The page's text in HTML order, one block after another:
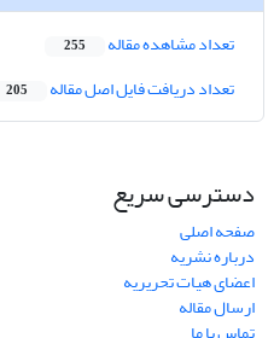
تعداد مشاهده مقاله 255
تعداد دریافت فایل اصل مقاله 205
دسترسی سریع
صفحه اصلی
درباره نشریه
اعضای هیات تحریریه
ارسال مقاله